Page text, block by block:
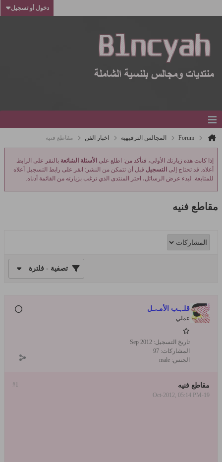
دخول أو تسجيل
Forum المجالس الترفيهية اخبار الفن مقاطع فنيه
إذا كانت هذه زيارتك الأولى، فتأكد من: اطلع على الأسئلة الشائعة بالنقر على الرابط
أعلاه. قد تحتاج إلى التسجيل قبل أن تتمكن من النشر: انقر على رابط التسجيل أعلاه
للمتابعة. لبدء عرض الرسائل، اختر المنتدى الذي ترغب بزيارته من القائمة أدناه.
مقاطع فنيه
تصفية - فلترة
قلـ,ـب الأمـ،ـل
عملي
تاريخ التسجيل: Sep 2012
المشاركات: 97
الجنس: male
#1 مقاطع فنيه
19-Oct-2012, 05:14 PM